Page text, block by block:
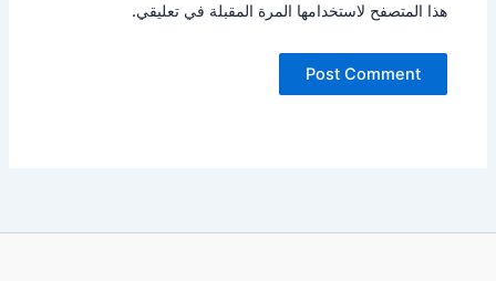
هذا المتصفح لاستخدامها المرة المقبلة في تعليقي.